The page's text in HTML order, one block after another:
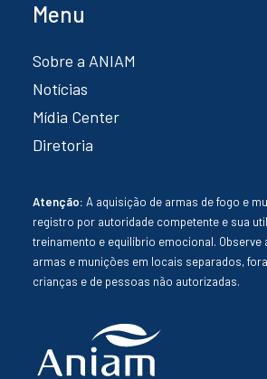
Menu
Sobre a ANIAM
Notícias
Mídia Center
Diretoria
Atenção: A aquisição de armas de fogo e
registro por autoridade competente e sua
treinamento e equilíbrio emocional. Observe
armas e munições em locais separados,
crianças e de pessoas não autorizadas.